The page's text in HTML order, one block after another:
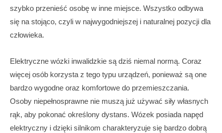
szybko przenieść osobę w inne miejsce. Wszystko odbywa
się na stojąco, czyli w najwygodniejszej i naturalnej pozycji dla
człowieka.
Elektryczne wózki inwalidzkie są dziś niemal normą. Coraz
więcej osób korzysta z tego typu urządzeń, ponieważ są one
bardzo wygodne oraz komfortowe do przemieszczania.
Osoby niepełnosprawne nie muszą już używać siły własnych
rąk, aby pokonać określony dystans. Wózek posiada napęd
elektryczny i dzięki silnikom charakteryzuje się bardzo dobrą